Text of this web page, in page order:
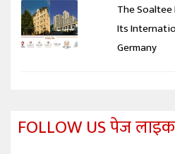
The
Its
Germany
FOLLOW US पेज